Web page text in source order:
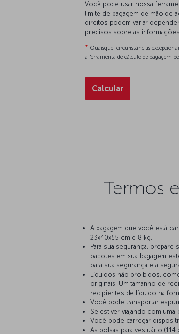
Você pode usar nossa
limite de bagagem de mão de
direitos podem variar
precisos sobre as
* Quaisquer circunstâncias
a ferramenta de cálculo de bagagem
Calcular
Termos
A bagagem que você está
23x40x55 cm e 8 kg.
Para sua segurança,
pacotes em sua bagagem
para sua segurança e a
Líquidos não proibidos,
originais. Um tamanho de
recipientes de líquido na
Você pode transportar
Se estiver viajando com
Você pode carregar
As bolsas para vestuário